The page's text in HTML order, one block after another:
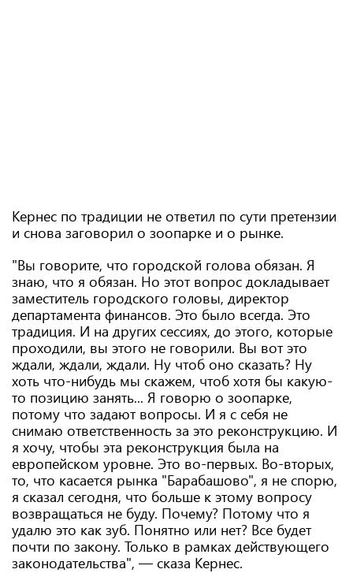
Кернес по традиции не ответил по сути претензии
и снова заговорил о зоопарке и о рынке.
"Вы говорите, что городской голова обязан. Я
знаю, что я обязан. Но этот вопрос докладывает
заместитель городского головы, директор
департамента финансов. Это было всегда. Это
традиция. И на других сессиях, до этого, которые
проходили, вы этого не говорили. Вы вот это
ждали, ждали, ждали. Ну чтоб оно сказать? Ну
хоть что-нибудь мы скажем, чтоб хотя бы какую-
то позицию занять... Я говорю о зоопарке,
потому что задают вопросы. И я с себя не
снимаю ответственность за это реконструкцию. И
я хочу, чтобы эта реконструкция была на
европейском уровне. Это во-первых. Во-вторых,
то, что касается рынка "Барабашово", я не спорю,
я сказал сегодня, что больше к этому вопросу
возвращаться не буду. Почему? Потому что я
удалю это как зуб. Понятно или нет? Все будет
почти по закону. Только в рамках действующего
законодательства", — сказа Кернес.